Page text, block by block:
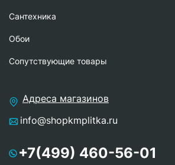
Сантехника
Обои
Сопутствующие товары
Адреса магазинов
info@shopkmplitka.ru
+7(499) 460-56-01